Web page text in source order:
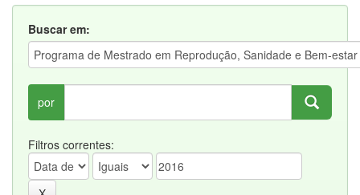
Buscar em:
por
Filtros correntes: